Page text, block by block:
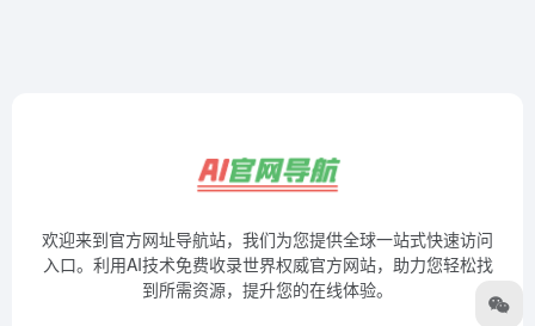
欢迎来到官方网址导航站，我们为您提供全球一站式快速访问
入口。利用AI技术免费收录世界权威官方网站，助力您轻松找
到所需资源，提升您的在线体验。